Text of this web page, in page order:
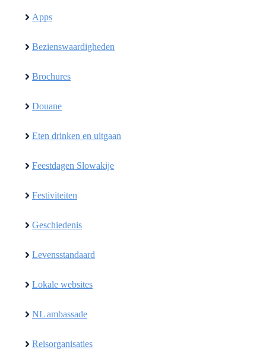
Apps
Bezienswaardigheden
Brochures
Douane
Eten drinken en uitgaan
Feestdagen Slowakije
Festiviteiten
Geschiedenis
Levensstandaard
Lokale websites
NL ambassade
Reisorganisaties